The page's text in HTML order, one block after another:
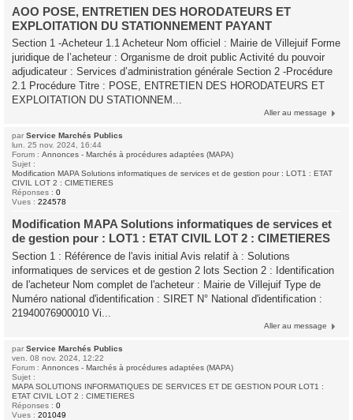
AOO POSE, ENTRETIEN DES HORODATEURS ET
EXPLOITATION DU STATIONNEMENT PAYANT
Section 1 -Acheteur 1.1 Acheteur Nom officiel : Mairie de Villejuif Forme
juridique de l’acheteur : Organisme de droit public Activité du pouvoir
adjudicateur : Services d’administration générale Section 2 -Procédure
2.1 Procédure Titre : POSE, ENTRETIEN DES HORODATEURS ET
EXPLOITATION DU STATIONNEM...
Aller au message
par Service Marchés Publics
lun. 25 nov. 2024, 16:44
Forum : Annonces - Marchés à procédures adaptées (MAPA)
Sujet :
Modification MAPA Solutions informatiques de services et de gestion pour : LOT1 : ETAT
CIVIL LOT 2 : CIMETIERES
Réponses : 0
Vues : 224578
Modification MAPA Solutions informatiques de services et
de gestion pour : LOT1 : ETAT CIVIL LOT 2 : CIMETIERES
Section 1 : Référence de l'avis initial Avis relatif à : Solutions
informatiques de services et de gestion 2 lots Section 2 : Identification
de l'acheteur Nom complet de l'acheteur : Mairie de Villejuif Type de
Numéro national d'identification : SIRET N° National d'identification :
21940076900010 Vi...
Aller au message
par Service Marchés Publics
ven. 08 nov. 2024, 12:22
Forum : Annonces - Marchés à procédures adaptées (MAPA)
Sujet :
MAPA SOLUTIONS INFORMATIQUES DE SERVICES ET DE GESTION POUR LOT1 :
ETAT CIVIL LOT 2 : CIMETIERES
Réponses : 0
Vues : 201049